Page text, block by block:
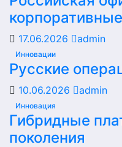
17.06.2026 admin
Инновации
Русские
10.06.2026 admin
Инновация
Гибридные
поколения